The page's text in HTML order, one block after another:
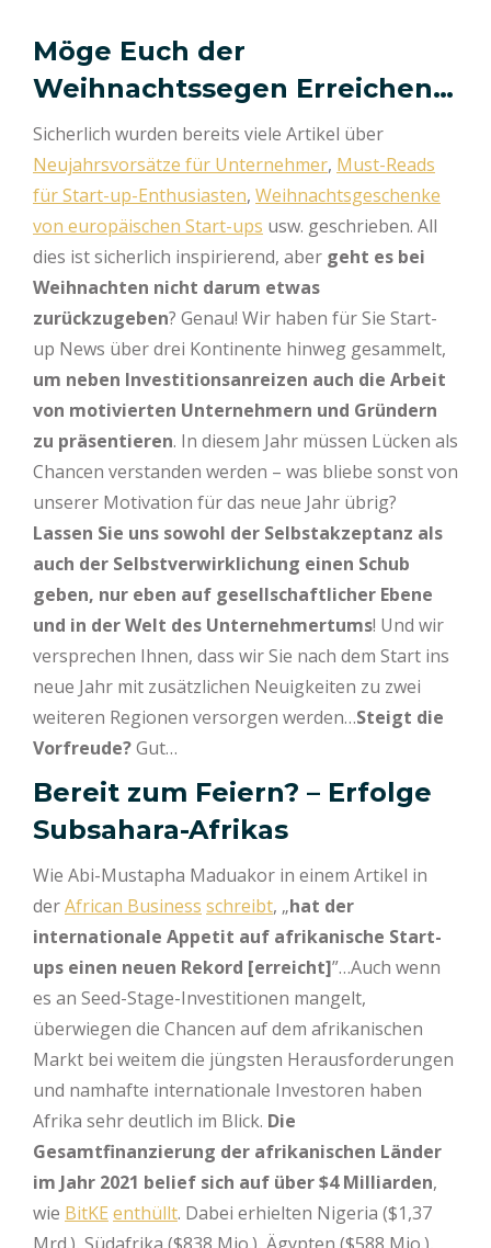
Möge Euch der
Weihnachtssegen Erreichen…
Sicherlich wurden bereits viele Artikel über
Neujahrsvorsätze für Unternehmer, Must-Reads
für Start-up-Enthusiasten, Weihnachtsgeschenke
von europäischen Start-ups usw. geschrieben. All
dies ist sicherlich inspirierend, aber geht es bei
Weihnachten nicht darum etwas
zurückzugeben? Genau! Wir haben für Sie Start-
up News über drei Kontinente hinweg gesammelt,
um neben Investitionsanreizen auch die Arbeit
von motivierten Unternehmern und Gründern
zu präsentieren. In diesem Jahr müssen Lücken als
Chancen verstanden werden – was bliebe sonst von
unserer Motivation für das neue Jahr übrig?
Lassen Sie uns sowohl der Selbstakzeptanz als
auch der Selbstverwirklichung einen Schub
geben, nur eben auf gesellschaftlicher Ebene
und in der Welt des Unternehmertums! Und wir
versprechen Ihnen, dass wir Sie nach dem Start ins
neue Jahr mit zusätzlichen Neuigkeiten zu zwei
weiteren Regionen versorgen werden…Steigt die
Vorfreude?Gut…
Bereit zum Feiern? – Erfolge
Subsahara-Afrikas
Wie Abi-Mustapha Maduakor in einem Artikel in
derAfrican Business schreibt, „hat der
internationale Appetit auf afrikanische Start-
ups einen neuen Rekord [erreicht]”…Auch wenn
es an Seed-Stage-Investitionen mangelt,
überwiegen die Chancen auf dem afrikanischen
Markt bei weitem die jüngsten Herausforderungen
und namhafte internationale Investoren haben
Afrika sehr deutlich im Blick. Die
Gesamtfinanzierung der afrikanischen Länder
im Jahr 2021 belief sich auf über $4 Milliarden,
wie BitKE enthüllt. Dabei erhielten Nigeria ($1,37